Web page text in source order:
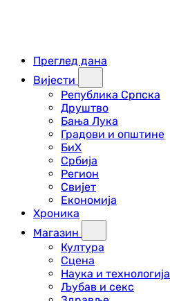
Преглед дана
Вијести
Република Српска
Друштво
Бања Лука
Градови и општине
БиХ
Србија
Регион
Свијет
Економија
Хроника
Магазин
Култура
Сцена
Наука и технологија
Љубав и секс